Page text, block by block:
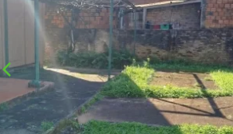
amigos e familiares em momentos
especiais. Além disso, o apartamento
dispõe de lavabo, cozinha funcional e
área de serviço independente,
proporcionando mais organização e
comodidade no dia a dia. Localizado no
coração da cidade, está próximo a